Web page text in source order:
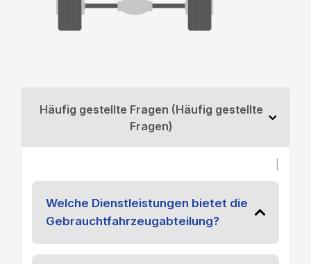
Häufig gestellte Fragen (Häufig gestellte
Fragen)
Welche Dienstleistungen bietet die
Gebrauchtfahrzeugabteilung?